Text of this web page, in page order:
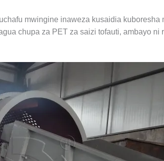
mwingine inaweza kusaidia
chupa za PET za saizi tofauti, ambayo